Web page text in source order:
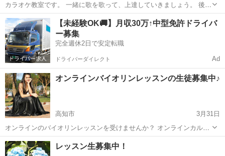
カラオケ教室です。 一緒に歌を歌って、上達していきましょう。 後追
い練習法と言う方法で、歌をゆっくり歌いながら、練習します。 1
音、1音から練習しますので、初心者の方からでも大丈夫です。 ---------
-----...
高知 香南市 ボーカル 初心者
【未経験OK🚚】月収30万↑中型免許ドライバ
ー募集
完全週休2日で安定転職
ドライバーダイレクト Ad
オンラインバイオリンレッスンの生徒募集中♪
高知市
3月31日
オンラインのバイオリンレッスンを受けませんか？ オンラインカルチ
ャースクール【おんかる】は現在新規生徒募集中です。 【おんかる】
は大使館で英会話、米軍基地の英会話、発音クリニック、英語でクッ
高知 高知市 バイオリン オンライン
レッスン生募集中！